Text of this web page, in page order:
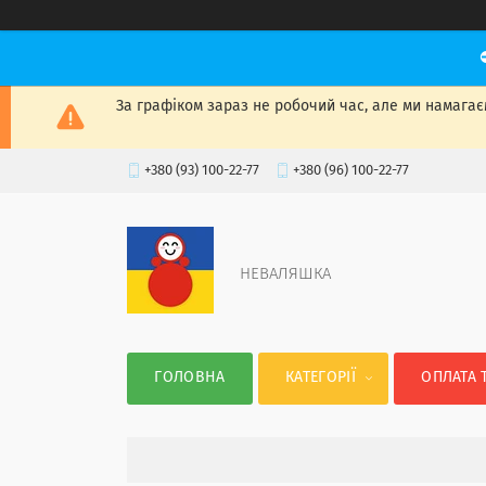
За графіком зараз не робочий час, але ми
+380 (93) 100-22-77 +380 (96) 100-22-77
НЕВАЛЯШКА
ГОЛОВНА КАТЕГОРІЇ ОПЛАТА